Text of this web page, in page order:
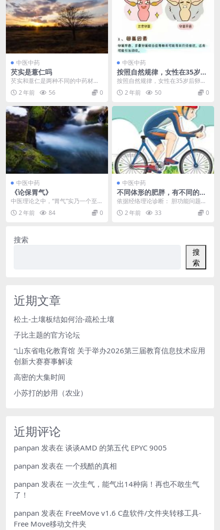
中医中药
芡实是薏仁吗
芡实和薏仁是两种不同的中药材，
其中芡实属于收涩类药物，而薏仁
则为利水渗湿药。 芡...
2 年前 56 0
中医中药
按照自然规律，女性在35岁后
卵巢功能开始下降，平均绝经
按照自然规律，女性在35岁后卵巢
功能开始下降，平均绝经年龄49
岁。 近年来，卵巢...
2 年前 50 0
中医中药
《论保胃气》
中医理论之中，“胃气”实乃一个至关
重要的概念。胃气之强弱与盛衰，
径直关联着人体的...
2 年前 84 0
中医中药
不同体形的肥胖，有不同的原
因
依据经络理论诊断： 胆功能问题：
会出现大腿外侧较胖或萝卜腿。 脾
脏能力低下：全身...
2 年前 33 0
搜索
搜
索
近期文章
松土-土壤板结如何治-疏松土壤
子比主题的官方论坛
“山东省电化教育馆 关于举办2026第三届教育信息技术应用
创新大赛赛事解读
高密的大集时间
小苏打的妙用（农业）
近期评论
panpan 发表在 谈谈AMD 的第五代 EPYC 9005
panpan 发表在 一个残酷的真相
panpan 发表在 一次生气，能气出14种病！再也不敢生气
了！
panpan 发表在 FreeMove v1.6 C盘软件/文件夹转移工具-
Free Move移动文件夹